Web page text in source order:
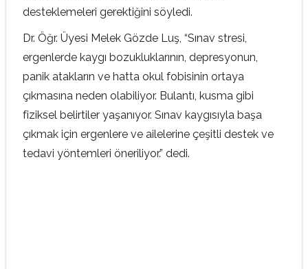
desteklemeleri gerektiğini söyledi.
Dr. Öğr. Üyesi Melek Gözde Luş, “Sınav stresi,
ergenlerde kaygı bozukluklarının, depresyonun,
panik atakların ve hatta okul fobisinin ortaya
çıkmasına neden olabiliyor. Bulantı, kusma gibi
fiziksel belirtiler yaşanıyor. Sınav kaygısıyla başa
çıkmak için ergenlere ve ailelerine çeşitli destek ve
tedavi yöntemleri öneriliyor.” dedi.